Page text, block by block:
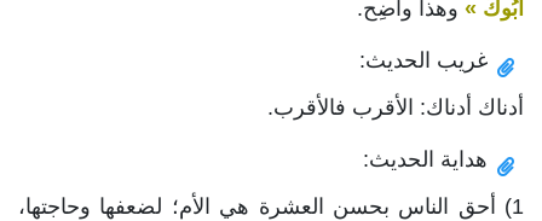
أَبُوكَ » وهذا واضِح.
غريب الحديث:
أدناك أدناك: الأقرب فالأقرب.
هداية الحديث:
1) أحق الناس بحسن العشرة هي الأم؛ لضعفها وحاجتها،